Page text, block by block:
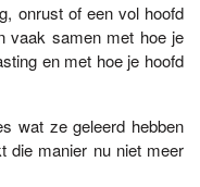
onrust of een vol hoofd
vaak samen met hoe je
en met hoe je hoofd
wat ze geleerd hebben
die manier nu niet meer